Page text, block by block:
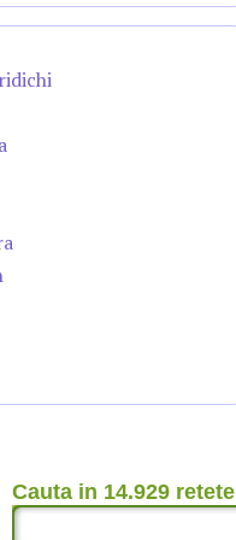
Cauta in 14.929 retete